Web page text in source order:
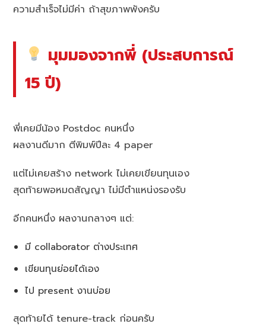
ความสำเร็จไม่มีค่า ถ้าสุขภาพพังครับ
มุมมองจากพี่ (ประสบการณ์
15 ปี)
พี่เคยมีน้อง Postdoc คนหนึ่ง
ผลงานดีมาก ตีพิมพ์ปีละ 4 paper
แต่ไม่เคยสร้าง network ไม่เคยเขียนทุนเอง
สุดท้ายพอหมดสัญญา ไม่มีตำแหน่งรองรับ
อีกคนหนึ่ง ผลงานกลางๆ แต่:
มี collaborator ต่างประเทศ
เขียนทุนย่อยได้เอง
ไป present งานบ่อย
สุดท้ายได้ tenure-track ก่อนครับ